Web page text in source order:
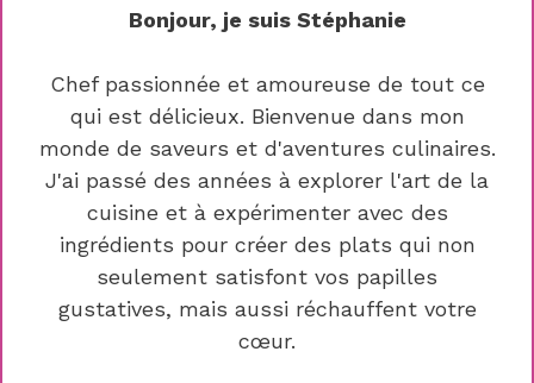
Bonjour, je suis Stéphanie
Chef passionnée et amoureuse de tout ce
qui est délicieux. Bienvenue dans mon
monde de saveurs et d'aventures culinaires.
J'ai passé des années à explorer l'art de la
cuisine et à expérimenter avec des
ingrédients pour créer des plats qui non
seulement satisfont vos papilles
gustatives, mais aussi réchauffent votre
cœur.